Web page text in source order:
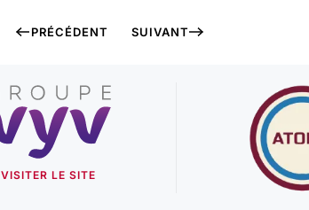
PRÉCÉDENT SUIVANT
VISITER LE SITE